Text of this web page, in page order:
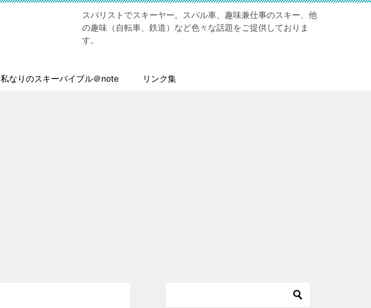
スバリストでスキーヤー。スバル車、趣味兼仕事のスキー、他
の趣味（自転車、鉄道）など色々な話題をご提供しておりま
す。
私なりのスキーバイブル＠note リンク集